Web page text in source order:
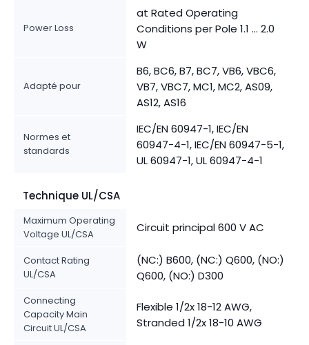
Power Loss
at Rated Operating
Conditions per Pole 1.1 ... 2.0
W
Adapté pour
B6, BC6, B7, BC7, VB6, VBC6,
VB7, VBC7, MC1, MC2, AS09,
AS12, AS16
Normes et
standards
IEC/EN 60947-1, IEC/EN
60947-4-1, IEC/EN 60947-5-1,
UL 60947-1, UL 60947-4-1
Technique UL/CSA
Maximum Operating
Voltage UL/CSA
Circuit principal 600 V AC
Contact Rating
UL/CSA
(NC:) B600, (NC:) Q600, (NO:)
Q600, (NO:) D300
Connecting
Capacity Main
Circuit UL/CSA
Flexible 1/2x 18-12 AWG,
Stranded 1/2x 18-10 AWG